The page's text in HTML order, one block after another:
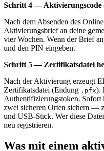
Schritt 4 — Aktivierungscode
Nach dem Absenden des
Aktivierungsbrief an deine
vier Wochen. Wenn der Brief
und den PIN eingeben.
Schritt 5 — Zertifikatsdatei
Nach der Aktivierung erzeugt
Zertifikatsdatei (Endung .pfx).
Authentifizierungstoken. Sofort
zwei sicheren Orten sichern —
und USB-Stick. Wer diese
neu registrieren.
Was mit einem